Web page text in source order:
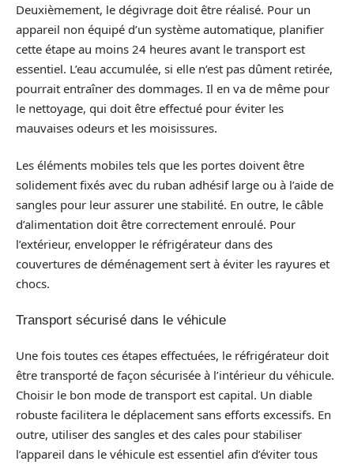
Deuxièmement, le dégivrage doit être réalisé. Pour un
appareil non équipé d’un système automatique, planifier
cette étape au moins 24 heures avant le transport est
essentiel. L’eau accumulée, si elle n’est pas dûment retirée,
pourrait entraîner des dommages. Il en va de même pour
le nettoyage, qui doit être effectué pour éviter les
mauvaises odeurs et les moisissures.
Les éléments mobiles tels que les portes doivent être
solidement fixés avec du ruban adhésif large ou à l’aide de
sangles pour leur assurer une stabilité. En outre, le câble
d’alimentation doit être correctement enroulé. Pour
l’extérieur, envelopper le réfrigérateur dans des
couvertures de déménagement sert à éviter les rayures et
chocs.
Transport sécurisé dans le véhicule
Une fois toutes ces étapes effectuées, le réfrigérateur doit
être transporté de façon sécurisée à l’intérieur du véhicule.
Choisir le bon mode de transport est capital. Un diable
robuste facilitera le déplacement sans efforts excessifs. En
outre, utiliser des sangles et des cales pour stabiliser
l’appareil dans le véhicule est essentiel afin d’éviter tous